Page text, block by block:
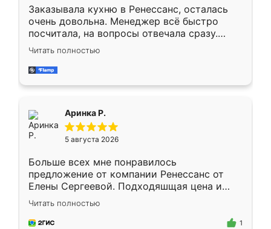
Заказывала кухню в Ренессанс, осталась
очень довольна. Менеджер всё быстро
посчитала, на вопросы отвечала сразу.
Замерщик приехал в субботу, подошёл к
делу со всей ответственностью. Собрали
за день, ребята работали аккуратно, даже
Читать полностью
Аринка Р.
5 августа 2026
Больше всех мне понравилось
предложение от компании Ренессанс от
Елены Сергеевой. Подходяшщая цена и
короткие сроки изготовления. Приехавший
для замера сотрудник Владислав
предложил по моему эскизу самый
Читать полностью
1